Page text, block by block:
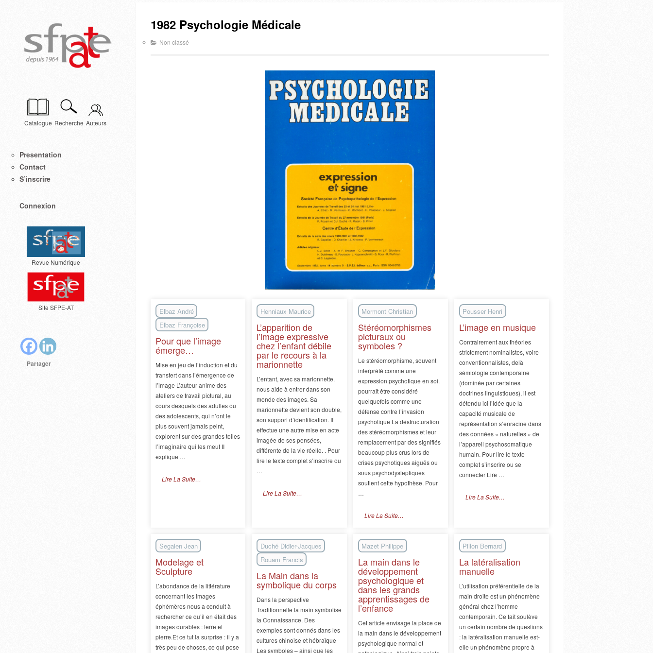
Catalogue Recherche Auteurs
Presentation
Contact
S’inscrire
Connexion
Revue Numérique
Site SFPE-AT
Partager
1982 Psychologie Médicale
Non classé
Elbaz André
Elbaz Françoise
Pour que l’image
émerge…
Mise en jeu de l’induction et du
transfert dans l’émergence de
l’image L’auteur anime des
ateliers de travail pictural, au
cours desquels des adultes ou
des adolescents, qui n’ont le
plus souvent jamais peint,
explorent sur des grandes toiles
l’imaginaire qui les meut II
explique …
Lire La Suite…
Henniaux Maurice
L’apparition de
l’image expressive
chez l’enfant débile
par le recours à la
marionnette
L’entant, avec sa marionnette.
nous aide à entrer dans son
monde des images. Sa
marionnette devient son double,
son support d’identification. II
effectue une autre mise en acte
imagée de ses pensées,
différente de la vie réelle. . Pour
lire le texte complet s’inscrire ou
…
Lire La Suite…
Mormont Christian
Stéréomorphismes
picturaux ou
symboles ?
Le stéréomorphisme, souvent
interprété comme une
expression psychotique en soi.
pourrait être considéré
quelquefois comme une
défense contre l’invasion
psychotique La déstructuration
des stéréomorphismes et leur
remplacement par des signifiés
beaucoup plus crus lors de
crises psychotiques aiguës ou
sous psychodysleptiques
soutient cette hypothèse. Pour
…
Lire La Suite…
Pousser Henri
L’image en musique
Contrairement aux théories
strictement nominalistes, voire
conventionnalistes, delà
sémiologie contemporaine
(dominée par certaines
doctrines linguistiques), il est
détendu ici l’idée que la
capacité musicale de
représentation s’enracine dans
des données « naturelles » de
l’appareil psychosomatique
humain. Pour lire le texte
complet s’inscrire ou se
connecter Lire …
Lire La Suite…
Segalen Jean
Modelage et
Sculpture
L’abondance de la littérature
concernant les images
éphémères nous a conduit à
rechercher ce qu’il en était des
images durables : terre et
pierre.Et ce tut la surprise : il y a
très peu de choses, ce qui pose
Duché Didier-Jacques
Rouam Francis
La Main dans la
symbolique du corps
Dans la perspective
Traditionnelle la main symbolise
la Connaissance. Des
exemples sont donnés dans les
cultures chinoise et hébraïque
Les symboles – ainsi que les
Mazet Philippe
La main dans le
développement
psychologique et
dans les grands
apprentissages de
l’enfance
Cet article envisage la place de
la main dans le développement
psychologique normal et
Pillon Bernard
La latéralisation
manuelle
L’utilisation préférentielle de la
main droite est un phénomène
général chez l’homme
contemporain. Ce fait soulève
un certain nombre de questions
: la latéralisation manuelle est-
elle un phénomène propre à